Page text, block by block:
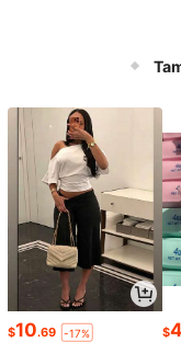
$10.69 -17% $4